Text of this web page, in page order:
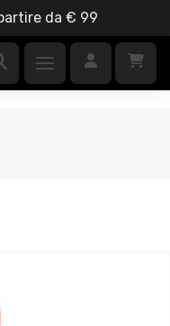
da € 99